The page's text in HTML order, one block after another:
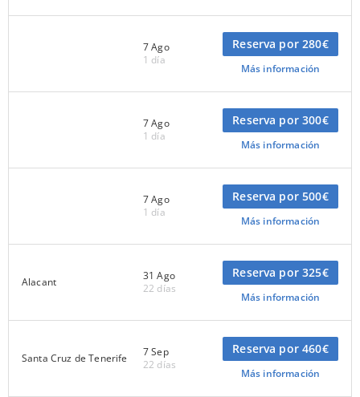
7 Ago
1 día
Reserva por 280€
Más información
7 Ago
1 día
Reserva por 300€
Más información
7 Ago
1 día
Reserva por 500€
Más información
Alacant
31 Ago
22 días
Reserva por 325€
Más información
Santa Cruz de Tenerife
7 Sep
22 días
Reserva por 460€
Más información